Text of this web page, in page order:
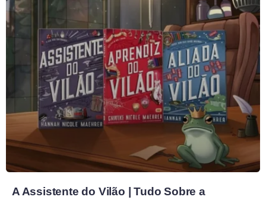
A Assistente do Vilão | Tudo Sobre a